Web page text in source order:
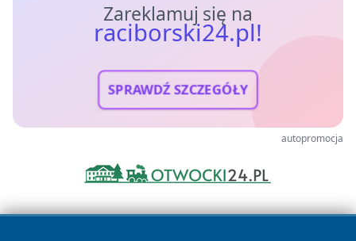
Zareklamuj się na
raciborski24.pl!
SPRAWDŹ SZCZEGÓŁY
autopromocja